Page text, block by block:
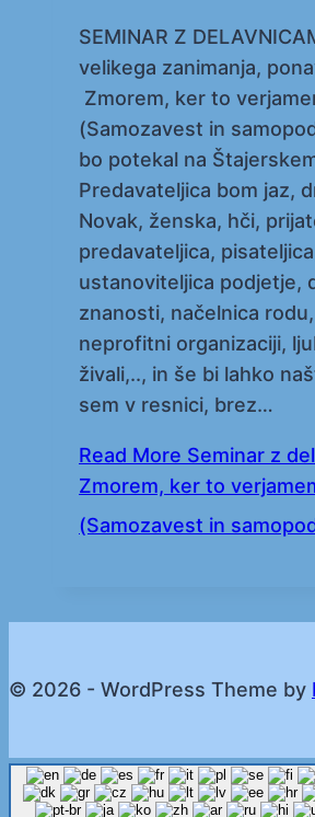
SEMINAR Z
velikega zanimanja,
Zmorem, ker to
(Samozavest in
bo potekal na
Predavateljica bom jaz,
Novak, ženska, hči,
predavateljica,
ustanoviteljica podjetje,
znanosti, načelnica
neprofitni organizaciji,
živali,.., in še bi lahko
sem v resnici, brez…
Read More Seminar z
Zmorem, ker to
(Samozavest in
© 2026 - WordPress Theme by